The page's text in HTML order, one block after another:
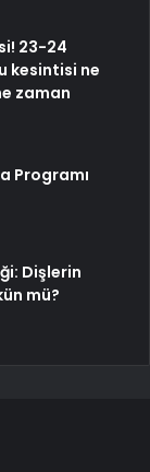
23-24
kesintisi ne
zaman
Programı
Dişlerin
mü?